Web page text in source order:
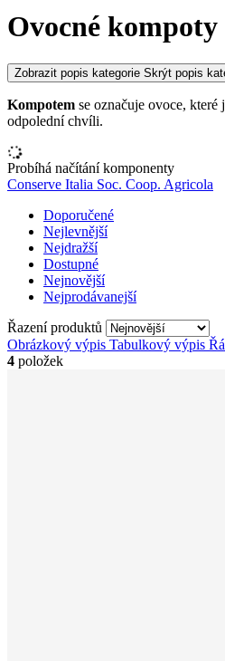
Ovocné kompoty
Zobrazit popis kategorie Skrýt popis
Kompotem se označuje ovoce,
odpolední chvíli.
Probíhá načítání komponenty
Conserve Italia Soc. Coop. Agricola
Doporučené
Nejlevnější
Nejdražší
Dostupné
Nejnovější
Nejprodávanejší
Řazení produktů
Obrázkový výpis Tabulkový výpis
4 položek